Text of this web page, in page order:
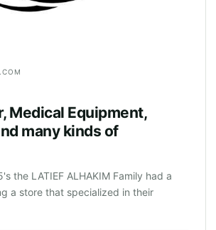
Medical Equipment,
many kinds of
the LATIEF ALHAKIM Family had a
a store that specialized in their